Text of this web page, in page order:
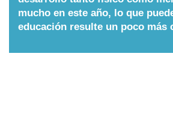
Nombres
mucho en este año, lo que
educación resulte un poco más